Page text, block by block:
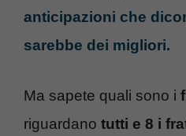
anticipazioni che
sarebbe dei migliori.
Ma sapete quali sono i
riguardano tutti e 8 i